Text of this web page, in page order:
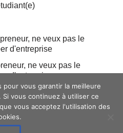
ne veux pas le
d'entreprise
vous garantir la meilleure
vous continuez à utiliser ce
vous acceptez l'utilisation des